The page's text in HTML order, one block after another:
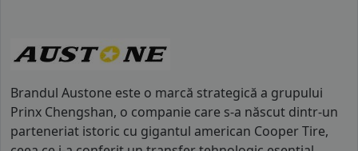
Brandul Austone este o marcă strategică a grupului
Prinx Chengshan, o companie care s-a născut dintr-un
parteneriat istoric cu gigantul american Cooper Tire,